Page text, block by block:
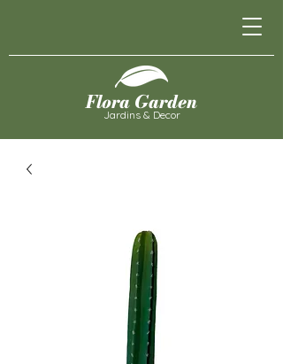
Flora Garden
Jardins & Decor